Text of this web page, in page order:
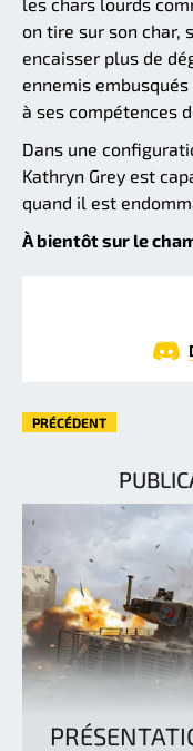
on tire sur son char,
encaisser plus de
ennemis
à ses compétences
Dans une
Kathryn Grey est
quand il est
À bientôt sur le
PRÉCÉDENT